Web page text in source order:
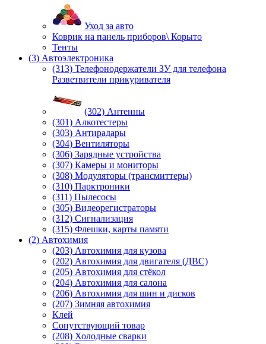
Уход за авто
Коврик на панель приборов\ Корыто
Тенты
(3) Автоэлектроника
(313) Телефонодержатели ЗУ для телефона
Разветвители прикуривателя
(302) Антенны
(301) Алкотестеры
(303) Антирадары
(304) Вентиляторы
(306) Зарядные устройства
(307) Камеры и мониторы
(308) Модуляторы (трансмиттеры)
(310) Парктроники
(311) Пылесосы
(305) Видеорегистраторы
(312) Сигнализация
(315) Флешки, карты памяти
(2) Автохимия
(203) Автохимия для кузова
(202) Автохимия для двигателя (ДВС)
(205) Автохимия для стёкол
(204) Автохимия для салона
(206) Автохимия для шин и дисков
(207) Зимняя автохимия
Клей
Сопутствующий товар
(208) Холодные сварки